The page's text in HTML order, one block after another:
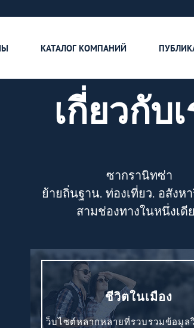
КАТАЛОГ КОМПАНИЙ
เกี่ยวกับ
ซากรานิทซ่า
ย้ายถิ่นฐาน. ท่องเที่ยว. อสังห
สามช่องทางในหนึ่งเดี
ชีวิตในเมือง
ว็บไซต์หลากหลายที่รวบรวมข้อมูล